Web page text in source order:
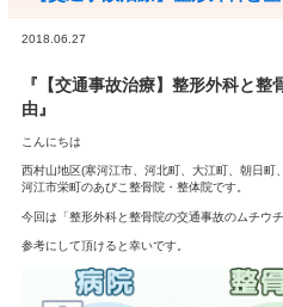
料金表
LINE問合せ